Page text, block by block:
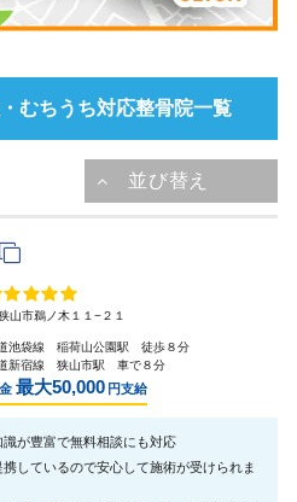
むちうち対応整骨院一覧
山市鵜ノ木１１−２１
池袋線 稲荷山公園駅 徒歩８分
新宿線 狭山市駅 車で８分
最大50,000 円支給
が豊富で無料相談にも対応
しているので安心して施術が受けられま